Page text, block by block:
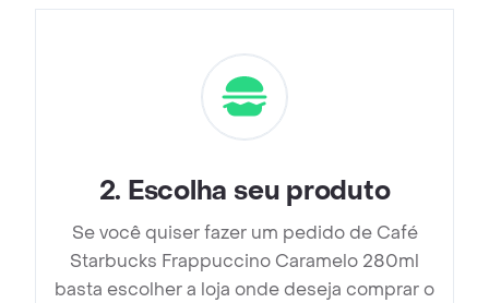
2. Escolha seu produto
Se você quiser fazer um pedido de Café
Starbucks Frappuccino Caramelo 280ml
basta escolher a loja onde deseja comprar o